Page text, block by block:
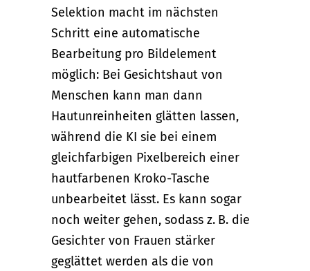
Selektion macht im nächsten
Schritt eine automatische
Bearbeitung pro Bildelement
möglich: Bei Gesichtshaut von
Menschen kann man dann
Hautunreinheiten glätten lassen,
während die KI sie bei einem
gleichfarbigen Pixelbereich einer
hautfarbenen Kroko-Tasche
unbearbeitet lässt. Es kann sogar
noch weiter gehen, sodass z. B. die
Gesichter von Frauen stärker
geglättet werden als die von